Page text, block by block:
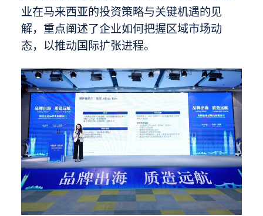
业在马来西亚的投资策略与关键机遇的见
解，重点阐述了企业如何把握区域市场动
态，以推动国际扩张进程。